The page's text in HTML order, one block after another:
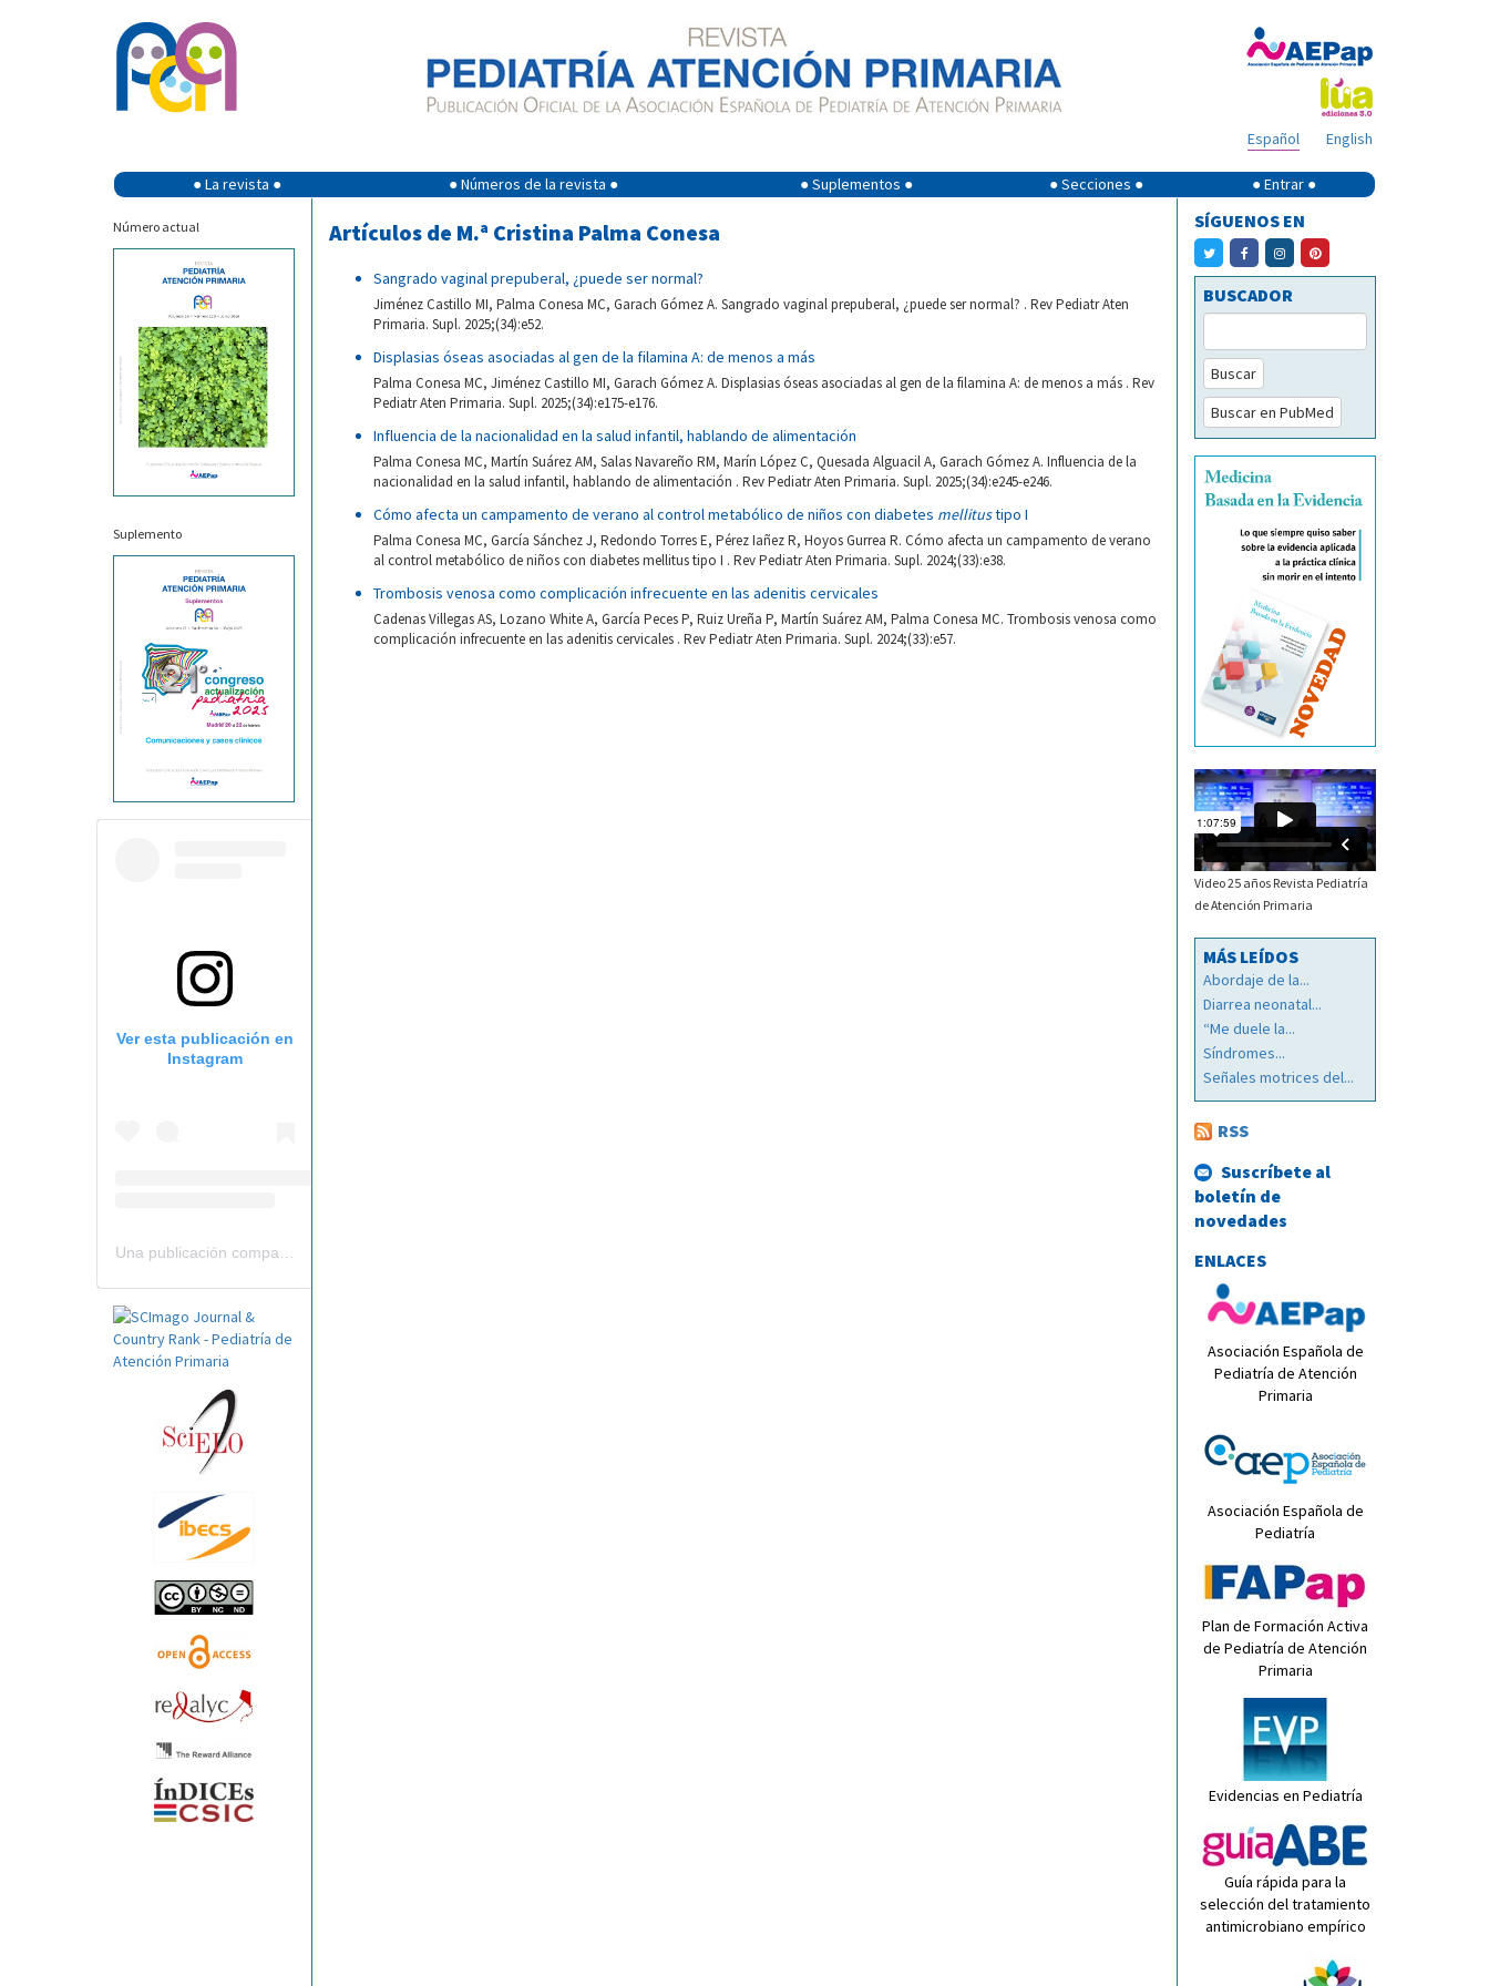
English
Español
● La revista ● ● Números de la revista ● ● Suplementos ● ● Secciones ● ● Entrar ●
Número actual
Suplemento
Ver esta publicación en
Instagram
Artículos de M.ª Cristina Palma Conesa
Sangrado vaginal prepuberal, ¿puede ser normal?
Jiménez Castillo MI, Palma Conesa MC, Garach Gómez A. Sangrado vaginal prepuberal, ¿puede ser normal? . Rev Pediatr Aten
Primaria. Supl. 2025;(34):e52.
Displasias óseas asociadas al gen de la filamina A: de menos a más
Palma Conesa MC, Jiménez Castillo MI, Garach Gómez A. Displasias óseas asociadas al gen de la filamina A: de menos a más . Rev
Pediatr Aten Primaria. Supl. 2025;(34):e175-e176.
Influencia de la nacionalidad en la salud infantil, hablando de alimentación
Palma Conesa MC, Martín Suárez AM, Salas Navareño RM, Marín López C, Quesada Alguacil A, Garach Gómez A. Influencia de la
nacionalidad en la salud infantil, hablando de alimentación . Rev Pediatr Aten Primaria. Supl. 2025;(34):e245-e246.
Cómo afecta un campamento de verano al control metabólico de niños con diabetes mellitustipo I
Palma Conesa MC, García Sánchez J, Redondo Torres E, Pérez Iañez R, Hoyos Gurrea R. Cómo afecta un campamento de verano
al control metabólico de niños con diabetes mellitus tipo I . Rev Pediatr Aten Primaria. Supl. 2024;(33):e38.
Trombosis venosa como complicación infrecuente en las adenitis cervicales
Cadenas Villegas AS, Lozano White A, García Peces P, Ruiz Ureña P, Martín Suárez AM, Palma Conesa MC. Trombosis venosa como
complicación infrecuente en las adenitis cervicales . Rev Pediatr Aten Primaria. Supl. 2024;(33):e57.
SÍGUENOS EN
BUSCADOR
Buscar
Buscar en PubMed
Video 25 años Revista Pediatría
de Atención Primaria
MÁS LEÍDOS
Abordaje de la...
Diarrea neonatal...
“Me duele la...
Síndromes...
Señales motrices del...
RSS
Suscríbete al
boletín de
novedades
ENLACES
Asociación Española de
Pediatría de Atención
Primaria
Asociación Española de
Pediatría
Plan de Formación Activa
de Pediatría de Atención
Primaria
Evidencias en Pediatría
Guía rápida para la
selección del tratamiento
antimicrobiano empírico